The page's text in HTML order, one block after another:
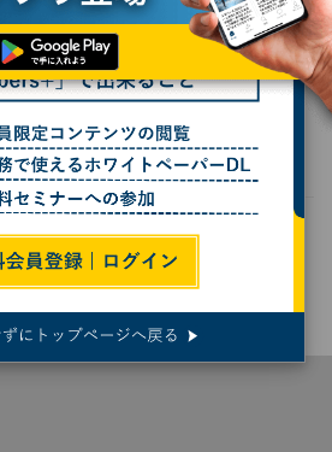
ースト銀河観測で重元素を
体に肉薄
JAXA 名古屋大学 天文学